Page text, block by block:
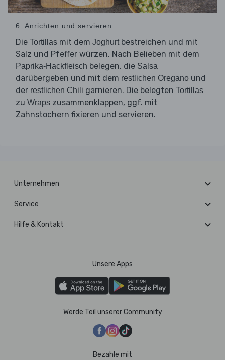
6. Anrichten und servieren
Die Tortillas mit dem Joghurtbestreichen und mit
Salz und Pfeffer würzen. Nach Belieben mit dem
Paprika-Hackfleisch belegen, die Salsa
darübergeben und mit dem restlichen Oregano und
der restlichen Chili garnieren. Die belegten Tortillas
zu Wraps zusammenklappen, ggf. mit
Zahnstochern fixieren und servieren.
Unternehmen
Service
Hilfe & Kontakt
Unsere Apps
Werde Teil unserer Community
Bezahle mit